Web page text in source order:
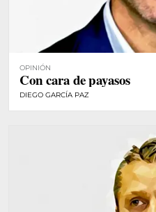
OPINIÓN
Con cara de payasos
DIEGO GARCÍA PAZ